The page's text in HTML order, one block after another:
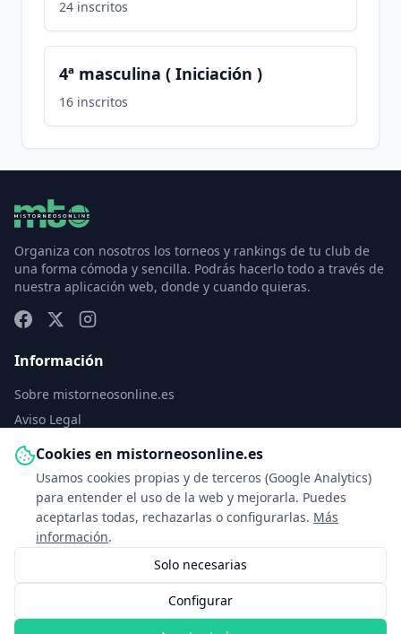
Cookies en mistorneosonline.es
Usamos cookies propias y de terceros (Google Analytics)
para entender el uso de la web y mejorarla. Puedes
aceptarlas todas, rechazarlas o configurarlas. Más
información.
Solo necesarias
Configurar
24 inscritos
4ª masculina ( Iniciación )
16 inscritos
Organiza con nosotros los torneos y rankings de tu club de
una forma cómoda y sencilla. Podrás hacerlo todo a través de
nuestra aplicación web, donde y cuando quieras.
Información
Sobre mistorneosonline.es
Aviso Legal
Política de Privacidad
Política de Cookies
Configurar cookies
Contacto
info@mistorneosonline.es